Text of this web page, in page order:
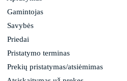
Gamintojas
Savybės
Priedai
Pristatymo terminas
Prekių pristatymas/atsiėmimas